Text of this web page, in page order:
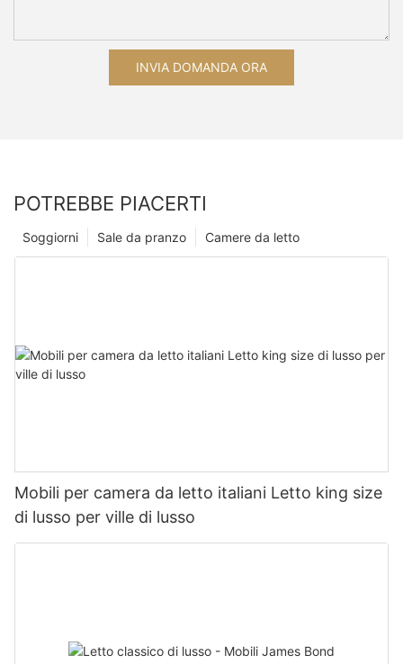
INVIA DOMANDA ORA
POTREBBE PIACERTI
Camere da letto
Sale da pranzo
Soggiorni
Mobili per camera da letto italiani Letto king size
di lusso per ville di lusso